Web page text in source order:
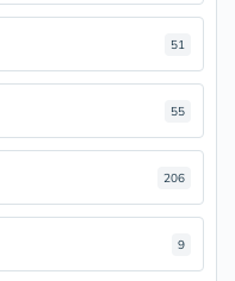
51
55
206
9